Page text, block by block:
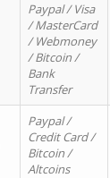
Paypal / Visa
/ MasterCard
/ Webmoney
/ Bitcoin /
Bank
Transfer
Paypal /
Credit Card /
Bitcoin /
Altcoins